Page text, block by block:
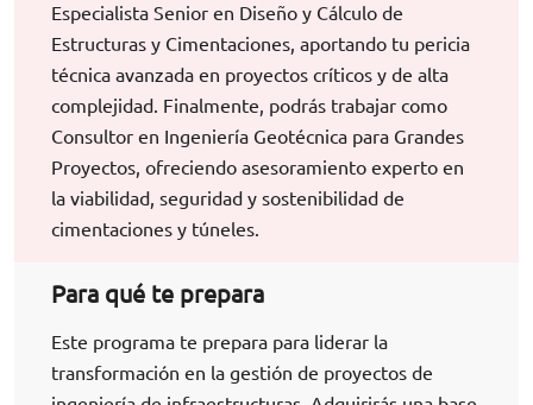
Especialista Senior en Diseño y Cálculo de
Estructuras y Cimentaciones, aportando tu pericia
técnica avanzada en proyectos críticos y de alta
complejidad. Finalmente, podrás trabajar como
Consultor en Ingeniería Geotécnica para Grandes
Proyectos, ofreciendo asesoramiento experto en
la viabilidad, seguridad y sostenibilidad de
cimentaciones y túneles.
Para qué te prepara
Este programa te prepara para liderar la
transformación en la gestión de proyectos de